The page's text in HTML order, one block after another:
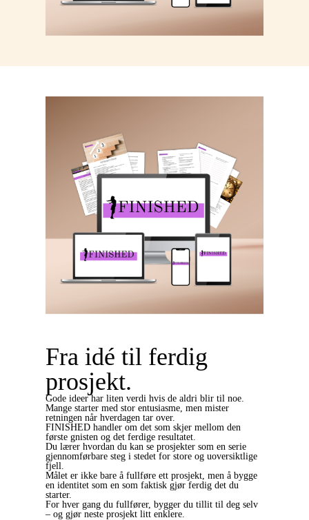
Fra idé til ferdig
prosjekt.
Gode ideer har liten verdi hvis de aldri blir til noe.
Mange starter med stor entusiasme, men mister
retningen når hverdagen tar over.
FINISHED handler om det som skjer mellom den
første gnisten og det ferdige resultatet.
Du lærer hvordan du kan se prosjekter som en serie
gjennomførbare steg i stedet for store og uoversiktlige
fjell.
Målet er ikke bare å fullføre ett prosjekt, men å bygge
en identitet som en som faktisk gjør ferdig det du
starter.
For hver gang du fullfører, bygger du tillit til deg selv
– og gjør neste prosjekt litt enklere.